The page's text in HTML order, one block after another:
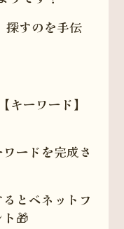
探すのを手伝
キーワード】
ードを完成さ
とベネットフ
🎁